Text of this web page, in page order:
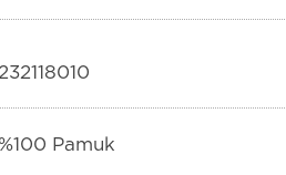
232118010
%100 Pamuk